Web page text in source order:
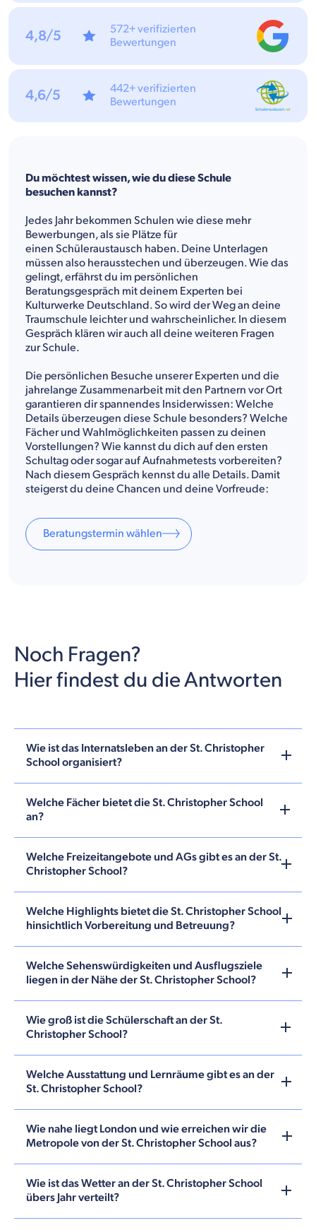
Du möchtest wissen, wie du diese Schule
besuchen kannst?
Jedes Jahr bekommen Schulen wie diese mehr
Bewerbungen, als sie Plätze für
einen Schüleraustausch haben. Deine Unterlagen
müssen also herausstechen und überzeugen. Wie das
gelingt, erfährst du im persönlichen
Beratungsgespräch mit deinem Experten bei
Kulturwerke Deutschland. So wird der Weg an deine
Traumschule leichter und wahrscheinlicher. In diesem
Gespräch klären wir auch all deine weiteren Fragen
zur Schule.
Die persönlichen Besuche unserer Experten und die
jahrelange Zusammenarbeit mit den Partnern vor Ort
garantieren dir spannendes Insiderwissen: Welche
Details überzeugen diese Schule besonders? Welche
Fächer und Wahlmöglichkeiten passen zu deinen
Vorstellungen? Wie kannst du dich auf den ersten
Schultag oder sogar auf Aufnahmetests vorbereiten?
Nach diesem Gespräch kennst du alle Details. Damit
steigerst du deine Chancen und deine Vorfreude:
Beratungstermin wählen
4,8/5
572+ verifizierten
Bewertungen
4,6/5
442+ verifizierten
Bewertungen
Noch Fragen?
Hier findest du die Antworten
Wie ist das Internatsleben an der St. Christopher
School organisiert?
Welche Fächer bietet die St. Christopher School
an?
Welche Freizeitangebote und AGs gibt es an der St.
Christopher School?
Welche Highlights bietet die St. Christopher School
hinsichtlich Vorbereitung und Betreuung?
Welche Sehenswürdigkeiten und Ausflugsziele
liegen in der Nähe der St. Christopher School?
Wie groß ist die Schülerschaft an der St.
Christopher School?
Welche Ausstattung und Lernräume gibt es an der
St. Christopher School?
Wie nahe liegt London und wie erreichen wir die
Metropole von der St. Christopher School aus?
Wie ist das Wetter an der St. Christopher School
übers Jahr verteilt?